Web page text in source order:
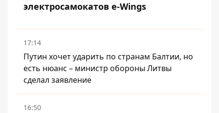
электросамокатов e-Wings
17:14
Путин хочет ударить по странам Балтии, но
есть нюанс – министр обороны Литвы
сделал заявление
16:50